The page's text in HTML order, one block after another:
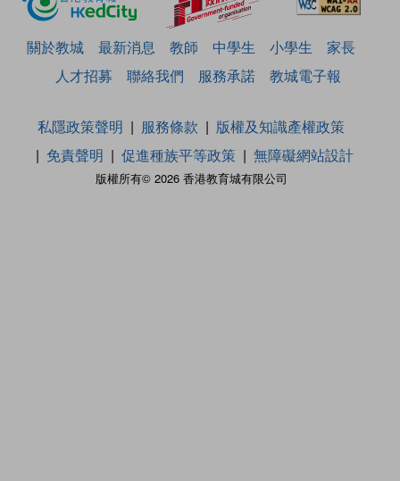
關於教城 最新消息 教師 中學生 小學生
家長
人才招募
聯絡我們 服務承諾 教城電子報
版權所有© 2026 香港教育城有限公司
私隱政策聲明 服務條款
版權及知識產權政策
免責聲明
促進種族平等政策 無障礙網站設計